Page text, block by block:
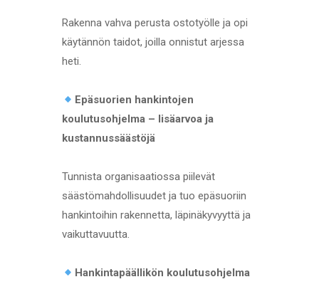
Rakenna vahva perusta ostotyölle ja opi
käytännön taidot, joilla onnistut arjessa
heti.
Epäsuorien hankintojen
koulutusohjelma – lisäarvoa ja
kustannussäästöjä
Tunnista organisaatiossa piilevät
säästömahdollisuudet ja tuo epäsuoriin
hankintoihin rakennetta, läpinäkyvyyttä ja
vaikuttavuutta.
Hankintapäällikön koulutusohjelma